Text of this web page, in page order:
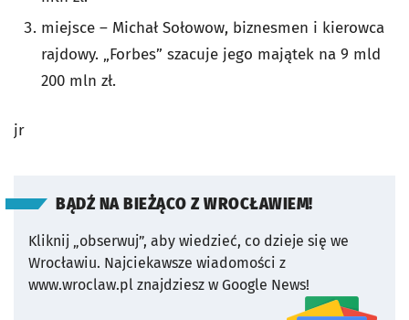
miejsce – Michał Sołowow, biznesmen i kierowca
rajdowy. „Forbes” szacuje jego majątek na 9 mld
200 mln zł.
jr
BĄDŹ NA BIEŻĄCO Z WROCŁAWIEM!
Kliknij „obserwuj”, aby wiedzieć, co dzieje się we
Wrocławiu. Najciekawsze wiadomości z
www.wroclaw.pl znajdziesz w Google News!